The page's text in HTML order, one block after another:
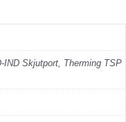
IND Skjutport, Therming TSP